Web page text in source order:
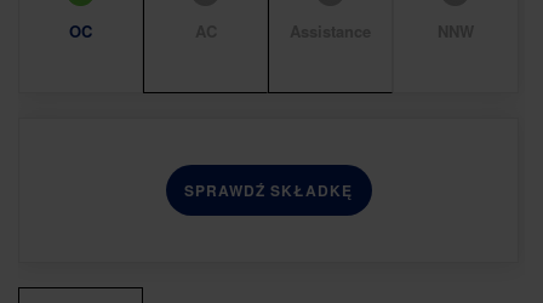
OC
SPRAWDŹ SKŁADKĘ